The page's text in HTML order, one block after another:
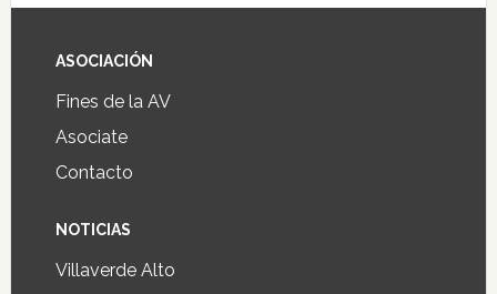
ASOCIACIÓN
Fines de la AV
Asociate
Contacto
NOTICIAS
Villaverde Alto